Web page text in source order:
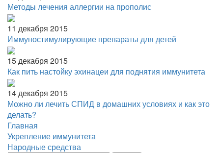
Методы лечения аллергии на прополис
11 декабря 2015
Иммуностимулирующие препараты для детей
15 декабря 2015
Как пить настойку эхинацеи для поднятия иммунитета
14 декабря 2015
Можно ли лечить СПИД в домашних условиях и как это
делать?
Главная
Укрепление иммунитета
Народные средства